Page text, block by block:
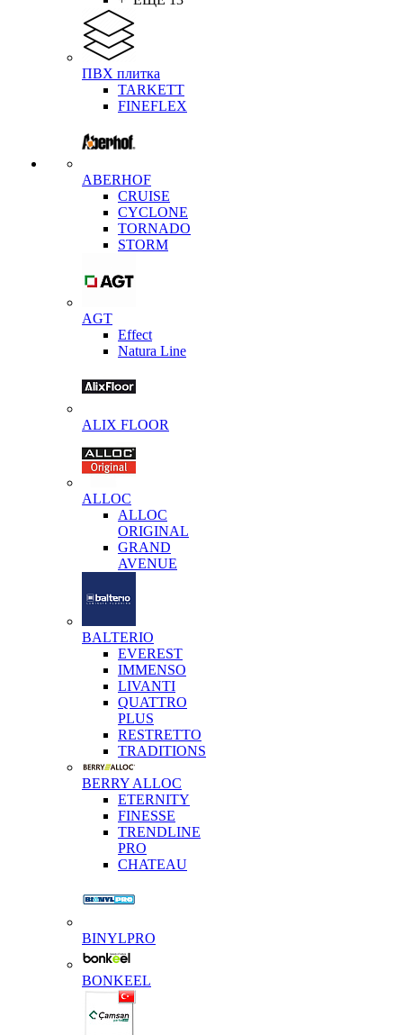
ПВХ плитка
TARKETT
FINEFLEX
ABERHOF
CRUISE
CYCLONE
TORNADO
STORM
AGT
Effect
Natura Line
ALIX FLOOR
ALLOC
ALLOC
ORIGINAL
GRAND
AVENUE
BALTERIO
EVEREST
IMMENSO
LIVANTI
QUATTRO
PLUS
RESTRETTO
TRADITIONS
BERRY ALLOC
ETERNITY
FINESSE
TRENDLINE
PRO
CHATEAU
BINYLPRO
BONKEEL